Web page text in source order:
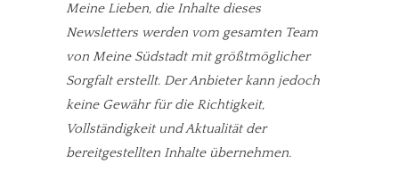
Meine Lieben, die Inhalte dieses
Newsletters werden vom gesamten Team
von Meine Südstadt mit größtmöglicher
Sorgfalt erstellt. Der Anbieter kann jedoch
keine Gewähr für die Richtigkeit,
Vollständigkeit und Aktualität der
bereitgestellten Inhalte übernehmen.